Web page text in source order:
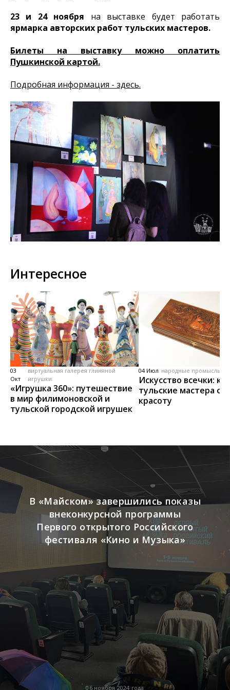
23 и 24 ноября на выставке будет работать
ярмарка авторских работ тульских мастеров.
Билеты на выставку можно оплатить
Пушкинской картой.
Подробная информация - здесь.
Интересное
03
Окт
виртуальная галерея глиняной
игрушки
«Игрушка 360»: путешествие
в мир филимоновской и
тульской городской игрушек
04 Июл народные промыслы,
Искусство всечки: как
тульские мастера
красоту
06 ноября 2024 года
В «Майском» завершились показы
внеконкурсной программы
Первого открытого Российского
фестиваля «Кино и Музыка»